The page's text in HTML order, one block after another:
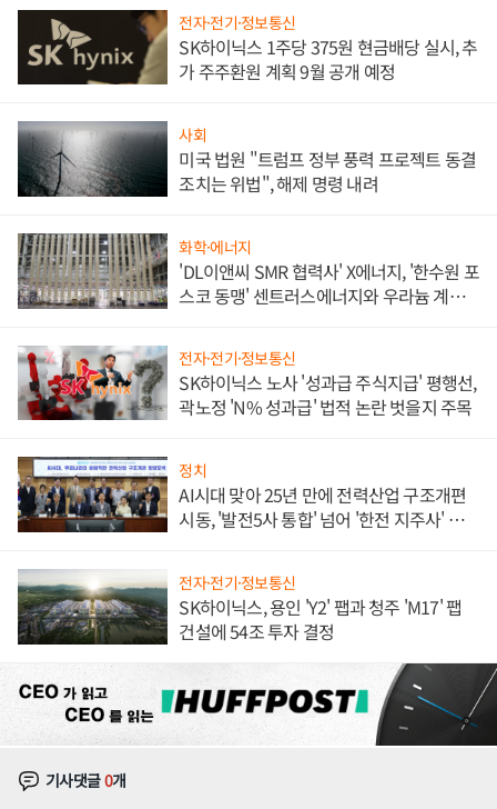
전자·전기·정보통신
SK하이닉스 1주당 375원 현금배당 실시, 추
가 주주환원 계획 9월 공개 예정
사회
미국 법원 "트럼프 정부 풍력 프로젝트 동결
조치는 위법", 해제 명령 내려
화학·에너지
'DL이앤씨 SMR 협력사' X에너지, '한수원 포
스코 동맹' 센트러스에너지와 우라늄 계약
전자·전기·정보통신
SK하이닉스 노사 '성과급 주식지급' 평행선,
곽노정 'N% 성과급' 법적 논란 벗을지 주목
정치
AI시대 맞아 25년 만에 전력산업 구조개편
시동, '발전5사 통합' 넘어 '한전 지주사' 재편
전자·전기·정보통신
SK하이닉스, 용인 'Y2' 팹과 청주 'M17' 팹
건설에 54조 투자 결정
기사댓글0개